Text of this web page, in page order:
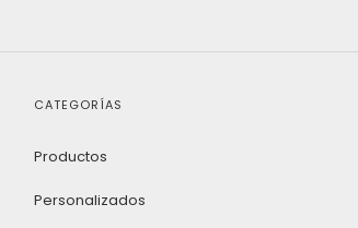
CATEGORÍAS
Productos
Personalizados